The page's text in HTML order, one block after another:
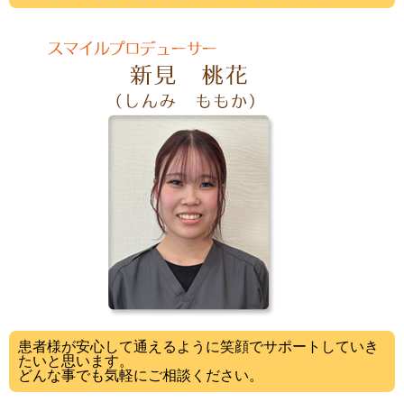
患者様が安心して通えるように笑顔でサポートしていき
たいと思います。
どんな事でも気軽にご相談ください。